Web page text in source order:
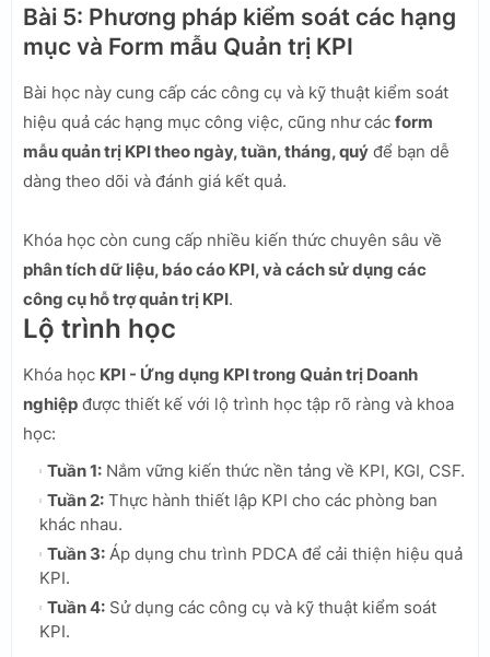
Bài 5: Phương pháp kiểm soát các hạng
mục và Form mẫu Quản trị KPI
Bài học này cung cấp các công cụ và kỹ thuật kiểm soát
hiệu quả các hạng mục công việc, cũng như các form
mẫu quản trị KPI theo ngày, tuần, tháng, quý để bạn dễ
dàng theo dõi và đánh giá kết quả.
Khóa học còn cung cấp nhiều kiến thức chuyên sâu về
phân tích dữ liệu, báo cáo KPI, và cách sử dụng các
công cụ hỗ trợ quản trị KPI.
Lộ trình học
Khóa học KPI - Ứng dụng KPI trong Quản trị Doanh
nghiệp được thiết kế với lộ trình học tập rõ ràng và khoa
học:
Tuần 1: Nắm vững kiến thức nền tảng về KPI, KGI, CSF.
Tuần 2: Thực hành thiết lập KPI cho các phòng ban
khác nhau.
Tuần 3: Áp dụng chu trình PDCA để cải thiện hiệu quả
KPI.
Tuần 4: Sử dụng các công cụ và kỹ thuật kiểm soát
KPI.